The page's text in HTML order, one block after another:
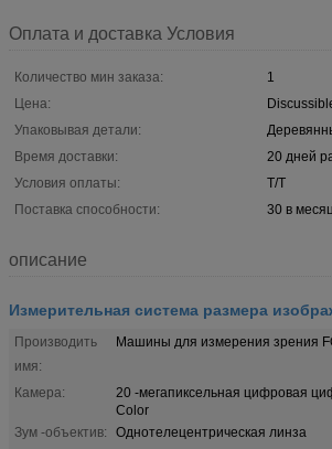
Оплата и доставка Условия
Количество мин заказа:
1
Цена:
Упаковывая детали:
Время доставки:
20 дней
Условия оплаты:
T/T
Поставка способности:
30 в
описание
Измерительная система размера
Производить
имя:
Машины для измерения зрения
Камера:
20 -мегапиксельная цифровая
Color
Зум -объектив:
Однотелецентрическая линза